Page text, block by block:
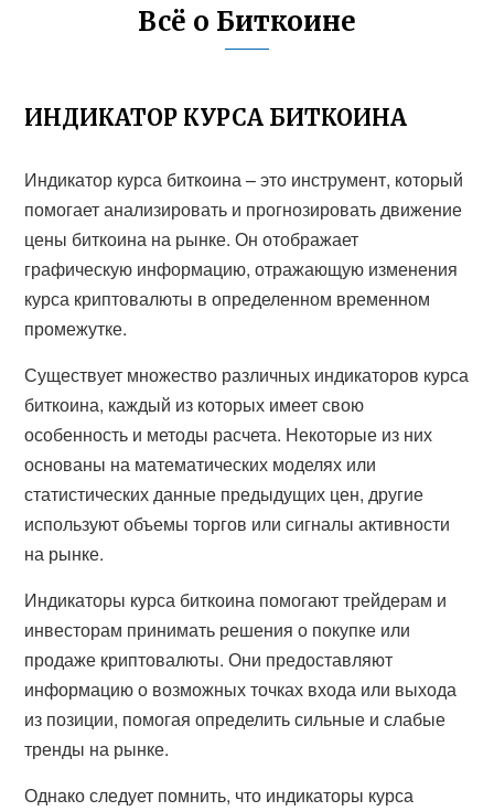
Всё о Биткоине
ИНДИКАТОР КУРСА БИТКОИНА
Индикатор курса биткоина – это инструмент, который
помогает анализировать и прогнозировать движение
цены биткоина на рынке. Он отображает
графическую информацию, отражающую изменения
курса криптовалюты в определенном временном
промежутке.
Существует множество различных индикаторов курса
биткоина, каждый из которых имеет свою
особенность и методы расчета. Некоторые из них
основаны на математических моделях или
статистических данные предыдущих цен, другие
используют объемы торгов или сигналы активности
на рынке.
Индикаторы курса биткоина помогают трейдерам и
инвесторам принимать решения о покупке или
продаже криптовалюты. Они предоставляют
информацию о возможных точках входа или выхода
из позиции, помогая определить сильные и слабые
тренды на рынке.
Однако следует помнить, что индикаторы курса